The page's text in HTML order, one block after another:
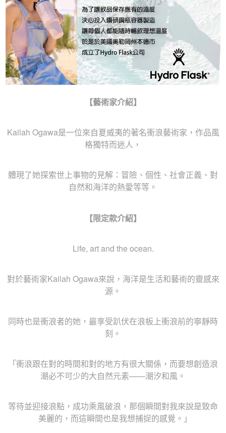
【藝術家介紹】
Kailah Ogawa是一位來自夏威夷的著名衝浪藝術家，作品風
格獨特而迷人，
體現了她探索世上事物的見解：冒險、個性、社會正義、對
自然和海洋的熱愛等等。
【限定款介紹】
Life, art and the ocean.
對於藝術家Kailah Ogawa來說，海洋是生活和藝術的靈感來
源。
同時也是衝浪者的她，最享受趴伏在浪板上衝浪前的寧靜時
刻。
「衝浪跟在對的時間和對的地方有很大關係，而要想創造浪
潮必不可少的大自然元素——潮汐和風。
等待並迎接浪點，成功乘風破浪，那個瞬間對我來說是致命
美麗的，而這瞬間也是我想捕捉的感覺。｣